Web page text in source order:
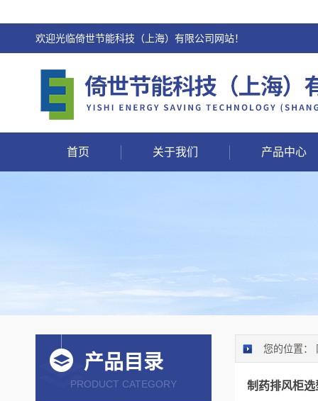
欢迎光临倚世节能科技（上海）有限公司网站！
首页 关于我们 产品中心
产品目录
PRODUCT CATEGORY
您的位置：
制药排风柜选